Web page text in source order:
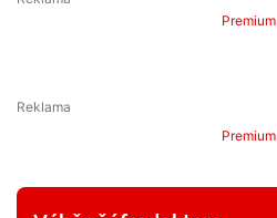
Premium
Premium